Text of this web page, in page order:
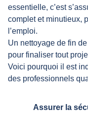
essentielle, c’est
complet et minutieux,
l’emploi.
Un nettoyage de fin
pour finaliser tout
Voici pourquoi il est
des professionnels
Assurer la